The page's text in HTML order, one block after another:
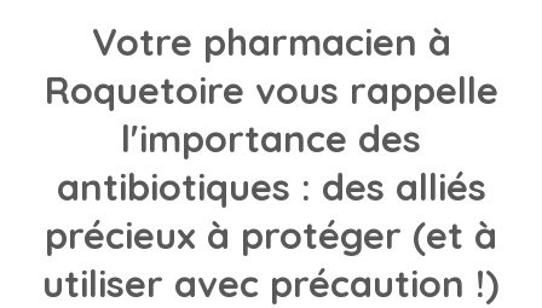
Votre pharmacien à
Roquetoire vous rappelle
l'importance des
antibiotiques : des alliés
précieux à protéger (et à
utiliser avec précaution !)